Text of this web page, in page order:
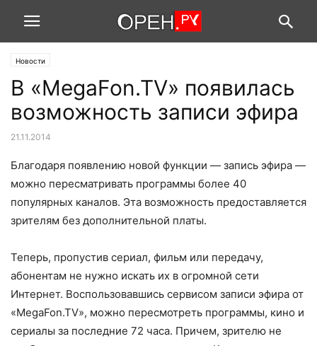
Новости
В «MegaFon.TV» появилась
возможность записи эфира
21.11.2014
Благодаря появлению новой функции — запись эфира —
можно пересматривать программы более 40
популярных каналов. Эта возможность предоставляется
зрителям без дополнительной платы.
Теперь, пропустив сериал, фильм или передачу,
абонентам не нужно искать их в огромной сети
Интернет. Воспользовавшись сервисом записи эфира от
«MegaFon.TV», можно пересмотреть программы, кино и
сериалы за последние 72 часа. Причем, зрителю не